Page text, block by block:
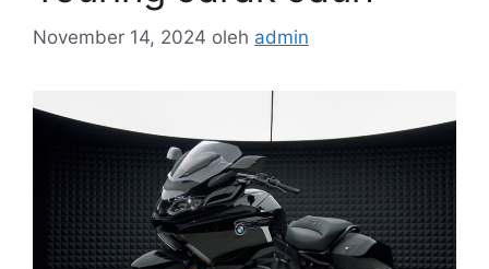
November 14, 2024 oleh admin